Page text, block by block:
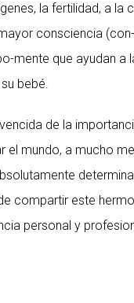
la fertilidad, a
consciencia
mente que ayudan
bebé.
de la
el mundo, a mucho
compartir este
personal y